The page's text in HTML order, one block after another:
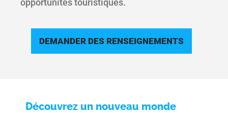
opportunités touristiques.
DEMANDER DES RENSEIGNEMENTS
Découvrez un nouveau monde